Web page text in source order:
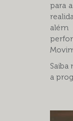
para
a